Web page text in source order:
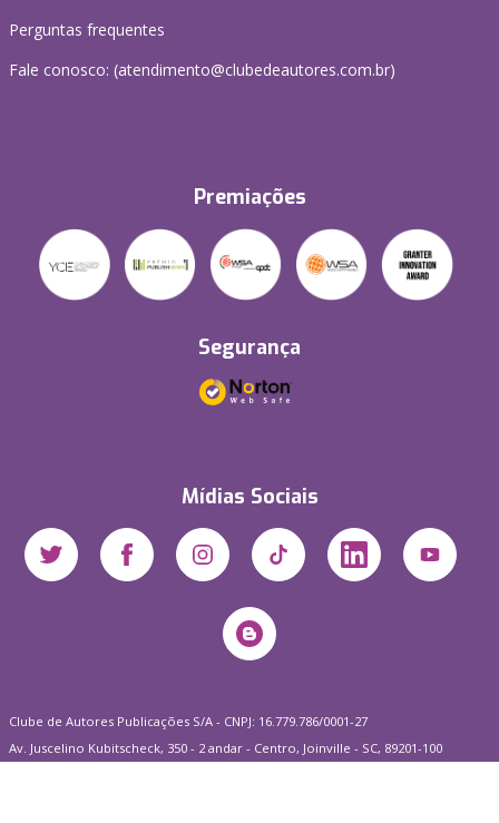
Perguntas frequentes
Fale conosco: (atendimento@clubedeautores.com.br)
Premiações
Segurança
Mídias Sociais
Clube de Autores Publicações S/A - CNPJ: 16.779.786/0001-27
Av. Juscelino Kubitscheck, 350 - 2 andar - Centro, Joinville - SC, 89201-100